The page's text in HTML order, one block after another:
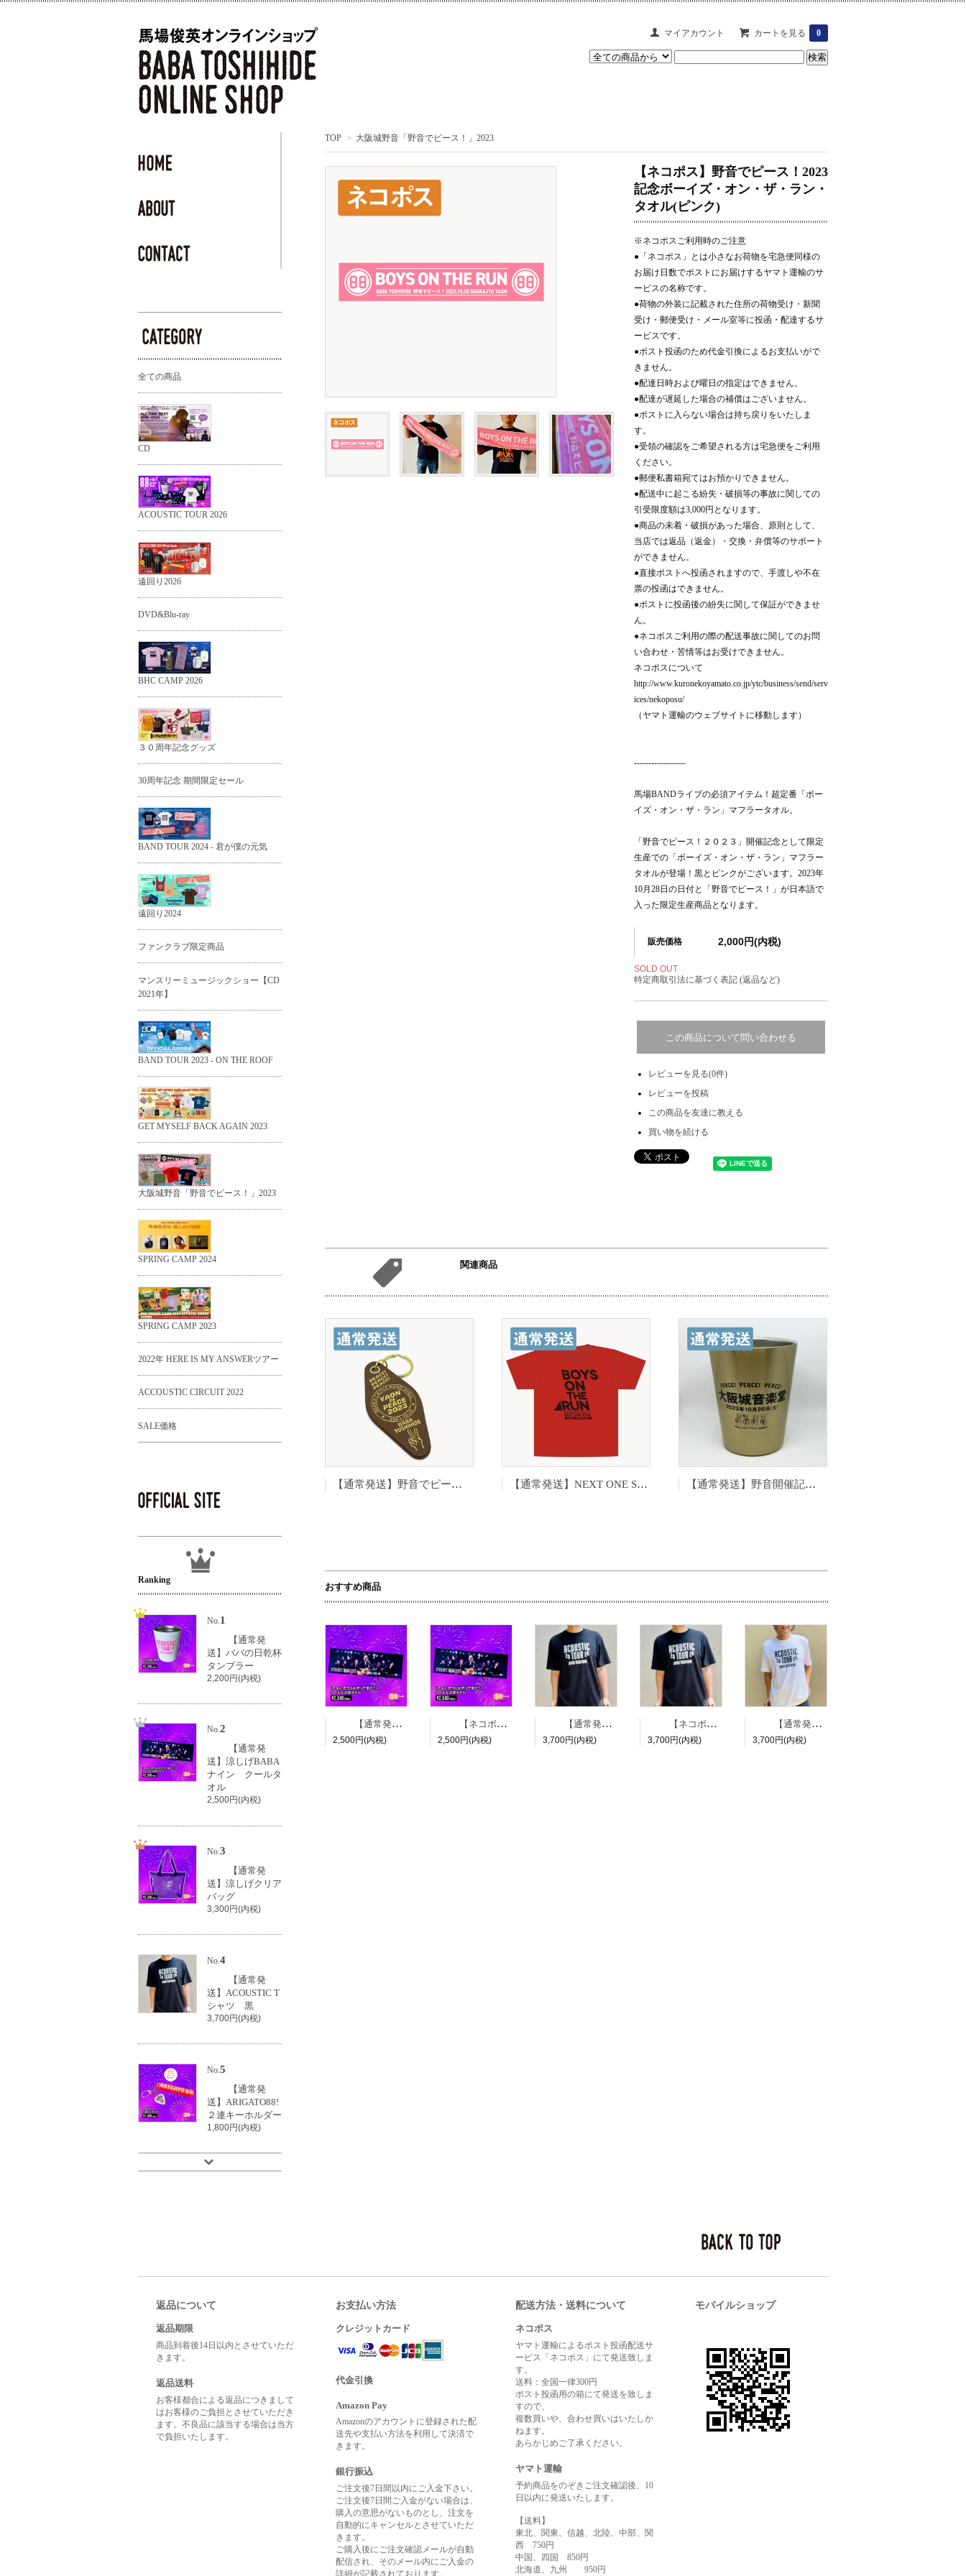
マイアカウント カートを見る 0
TOP > 大阪城野音「野音でピース！」2023
【ネコポス】野音でピース！2023
記念ボーイズ・オン・ザ・ラン・
タオル(ピンク)
※ネコポスご利用時のご注意
●「ネコポス」とは小さなお荷物を宅急便同様の
お届け日数でポストにお届けするヤマト運輸のサ
ービスの名称です。
●荷物の外装に記載された住所の荷物受け・新聞
受け・郵便受け・メール室等に投函・配達するサ
ービスです。
●ポスト投函のため代金引換によるお支払いがで
きません。
●配達日時および曜日の指定はできません。
●配達が遅延した場合の補償はございません。
●ポストに入らない場合は持ち戻りをいたしま
す。
●受領の確認をご希望される方は宅急便をご利用
ください。
●郵便私書箱宛てはお預かりできません。
●配送中に起こる紛失・破損等の事故に関しての
引受限度額は3,000円となります。
●商品の未着・破損があった場合、原則として、
当店では返品（返金）・交換・弁償等のサポート
ができません。
●直接ポストへ投函されますので、手渡しや不在
票の投函はできません。
●ポストに投函後の紛失に関して保証ができませ
ん。
●ネコポスご利用の際の配送事故に関してのお問
い合わせ・苦情等はお受けできません。
ネコポスについて
http://www.kuronekoyamato.co.jp/ytc/business/send/serv
ices/nekoposu/
（ヤマト運輸のウェブサイトに移動します）
------------------
馬場BANDライブの必須アイテム！超定番「ボー
イズ・オン・ザ・ラン」マフラータオル。
「野音でピース！２０２３」開催記念として限定
生産での「ボーイズ・オン・ザ・ラン」マフラー
タオルが登場！黒とピンクがございます。2023年
10月28日の日付と「野音でピース！」が日本語で
入った限定生産商品となります。
販売価格 2,000円(内税)
SOLD OUT
特定商取引法に基づく表記 (返品など)
この商品について問い合わせる
レビューを見る(0件)
レビューを投稿
この商品を友達に教える
買い物を続ける
関連商品
【通常発送】野音でピース！革タグキーホルダー 【通常発送】NEXT ONE STEP野音Tシャツ（赤） 【通常発送】野音開催記念ゴールドマグ
おすすめ商品
【通常発送】涼しげBABAナイン クールタオル
2,500円(内税)
【ネコポス】涼しげBABAナイン クールタオル
2,500円(内税)
【通常発送】ACOUSTIC Tシャツ 黒
3,700円(内税)
【ネコポス】ACOUSTIC Tシャツ 黒
3,700円(内税)
【通常発送】ACOUSTIC Tシャツ 白
3,700円(内税)
全ての商品
CD
ACOUSTIC TOUR 2026
遠回り2026
DVD&Blu-ray
BHC CAMP 2026
３０周年記念グッズ
30周年記念 期間限定セール
BAND TOUR 2024 - 君が僕の元気
遠回り2024
ファンクラブ限定商品
マンスリーミュージックショー【CD
2021年】
BAND TOUR 2023 - ON THE ROOF
GET MYSELF BACK AGAIN 2023
大阪城野音「野音でピース！」2023
SPRING CAMP 2024
SPRING CAMP 2023
2022年 HERE IS MY ANSWERツアー
ACCOUSTIC CIRCUIT 2022
SALE価格
Ranking
No. 1
【通常発
送】ババの日乾杯
タンブラー
2,200円(内税)
No.2
【通常発
送】涼しげBABA
ナイン クールタ
オル
2,500円(内税)
No.3
【通常発
送】涼しげクリア
バッグ
3,300円(内税)
No.4
【通常発
送】ACOUSTIC T
シャツ 黒
3,700円(内税)
No. 5
【通常発
送】ARIGATO88!
２連キーホルダー
1,800円(内税)
返品について
返品期限
商品到着後14日以内とさせていただ
きます。
返品送料
お客様都合による返品につきまして
はお客様のご負担とさせていただき
ます。不良品に該当する場合は当方
で負担いたします。
お支払い方法
クレジットカード
代金引換
Amazon Pay
Amazonのアカウントに登録された配
送先や支払い方法を利用して決済で
きます。
銀行振込
ご注文後7日間以内にご入金下さい。
ご注文後7日間ご入金がない場合は、
購入の意思がないものとし、注文を
自動的にキャンセルとさせていただ
きます。
ご購入後にご注文確認メールが自動
配信され、そのメール内にご入金の
配送方法・送料について
ネコポス
ヤマト運輸によるポスト投函配送サ
ービス「ネコポス」にて発送致しま
す。
送料：全国一律300円
ポスト投函用の箱にて発送を致しま
すので、
複数買いや、合わせ買いはいたしか
ねます。
あらかじめご了承ください。
ヤマト運輸
予約商品をのぞきご注文確認後、10
日以内に発送いたします。
【送料】
東北、関東、信越、北陸、中部、関
西 750円
中国、四国 850円
北海道、九州 950円
モバイルショップ